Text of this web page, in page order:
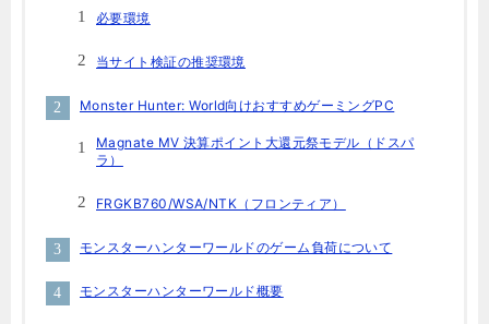
必要環境
当サイト検証の推奨環境
Monster Hunter: World向けおすすめゲーミングPC
Magnate MV 決算ポイント大還元祭モデル（ドスパ
ラ）
FRGKB760/WSA/NTK（フロンティア）
モンスターハンターワールドのゲーム負荷について
モンスターハンターワールド概要